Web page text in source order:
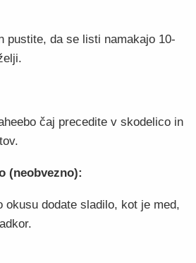
pustite, da se listi namakajo 10-
čaj precedite v skodelico in
(neobvezno):
okusu dodate sladilo, kot je med,